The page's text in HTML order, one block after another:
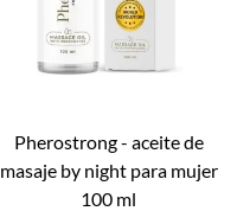
pherostrong - aceite de
masaje by night para mujer
100 ml